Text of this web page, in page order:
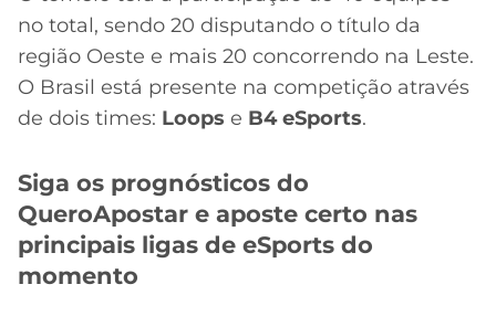
ONLINE
2026
GRÊMIO
ATLÉTICO
MG
CRUZEIRO
LALIGA
no total, sendo 20 disputando o título da
região Oeste e mais 20 concorrendo na Leste.
O Brasil está presente na competição através
de dois times: Loops e B4 eSports.
Siga os prognósticos do
QueroApostar e aposte certo nas
principais ligas de eSports do
momento